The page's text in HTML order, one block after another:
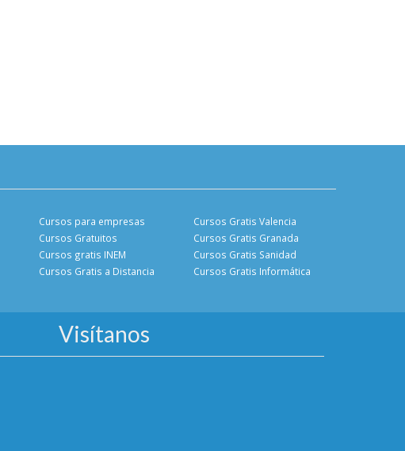
Cursos para empresas
Cursos Gratuitos
Cursos gratis INEM
Cursos Gratis a Distancia
Cursos Gratis Valencia
Cursos Gratis Granada
Cursos Gratis Sanidad
Cursos Gratis Informática
Visítanos